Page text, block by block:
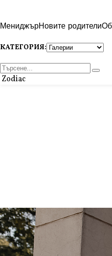
МениджърНовите родители
КАТЕГОРИЯ:
Zodiac